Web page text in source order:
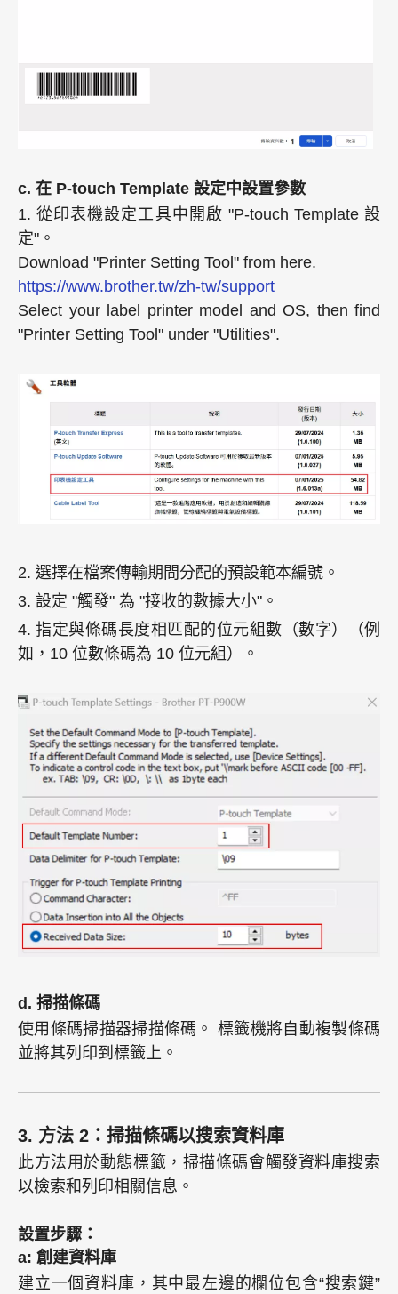
c. 在 P-touch Template 設定中設置參數
1. 從印表機設定工具中開啟 "P-touch Template 設
定"。
Download "Printer Setting Tool" from here.
https://www.brother.tw/zh-tw/support
Select your label printer model and OS, then find
"Printer Setting Tool" under "Utilities".
2. 選擇在檔案傳輸期間分配的預設範本編號。
3. 設定 "觸發" 為 "接收的數據大小"。
4. 指定與條碼長度相匹配的位元組數（數字）（例
如，10 位數條碼為 10 位元組）。
d. 掃描條碼
使用條碼掃描器掃描條碼。 標籤機將自動複製條碼
並將其列印到標籤上。
3. 方法 2：掃描條碼以搜索資料庫
此方法用於動態標籤，掃描條碼會觸發資料庫搜索
以檢索和列印相關信息。
設置步驟：
a: 創建資料庫
建立一個資料庫，其中最左邊的欄位包含“搜索鍵”